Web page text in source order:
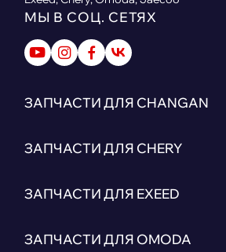
МЫ В СОЦ. СЕТЯХ
ЗАПЧАСТИ ДЛЯ CHANGAN
ЗАПЧАСТИ ДЛЯ CHERY
ЗАПЧАСТИ ДЛЯ EXEED
ЗАПЧАСТИ ДЛЯ OMODA